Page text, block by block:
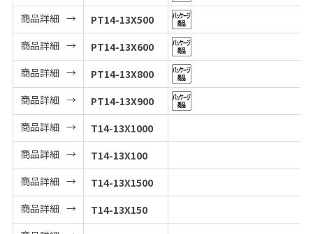
商品詳細
PT14-13X500
商品詳細
PT14-13X600
商品詳細
PT14-13X800
商品詳細
PT14-13X900
商品詳細
T14-13X1000
商品詳細
T14-13X100
商品詳細
T14-13X1500
商品詳細
T14-13X150